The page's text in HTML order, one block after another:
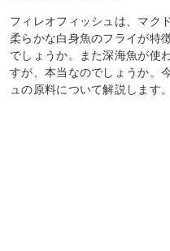
フィレオフィッシュは、マク
柔らかな白身魚のフライが特
でしょうか。また深海魚が使
すが、本当なのでしょうか。
ュの原料について解説します。